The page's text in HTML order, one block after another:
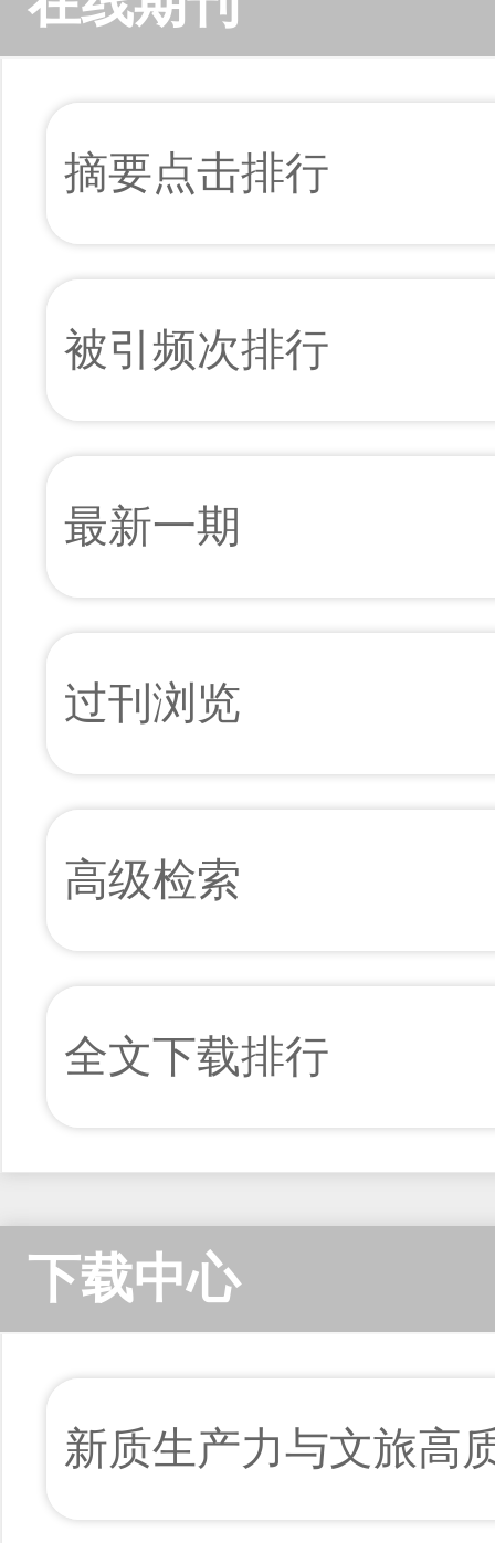
摘要点击排行
被引频次排行
最新一期
过刊浏览
高级检索
全文下载排行
下载中心
新质生产力与文旅高